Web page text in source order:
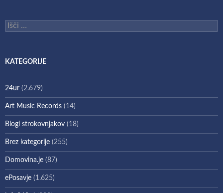
Išči:
KATEGORIJE
24ur (2.679)
Art Music Records (14)
Blogi strokovnjakov (18)
Brez kategorije (255)
Domovina.je (87)
ePosavje (1.625)